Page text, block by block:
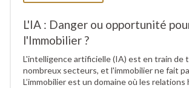
L'IA : Danger ou opportunité
l'Immobilier ?
L'intelligence artificielle (IA) est en train de
nombreux secteurs, et l'immobilier ne fait
L’immobilier est un domaine où les relations